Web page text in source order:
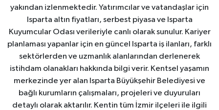
yakından izlenmektedir. Yatırımcılar ve vatandaşlar için
Isparta altın fiyatları, serbest piyasa ve Isparta
Kuyumcular Odası verileriyle canlı olarak sunulur. Kariyer
planlaması yapanlar için en güncel Isparta iş ilanları, farklı
sektörlerden ve uzmanlık alanlarından derlenerek
istihdam olanakları hakkında bilgi verir. Kentsel yaşamın
merkezinde yer alan Isparta Büyükşehir Belediyesi ve
bağlı kurumların çalışmaları, projeleri ve duyuruları
detaylı olarak aktarılır. Kentin tüm İzmir ilçeleri ile ilgili